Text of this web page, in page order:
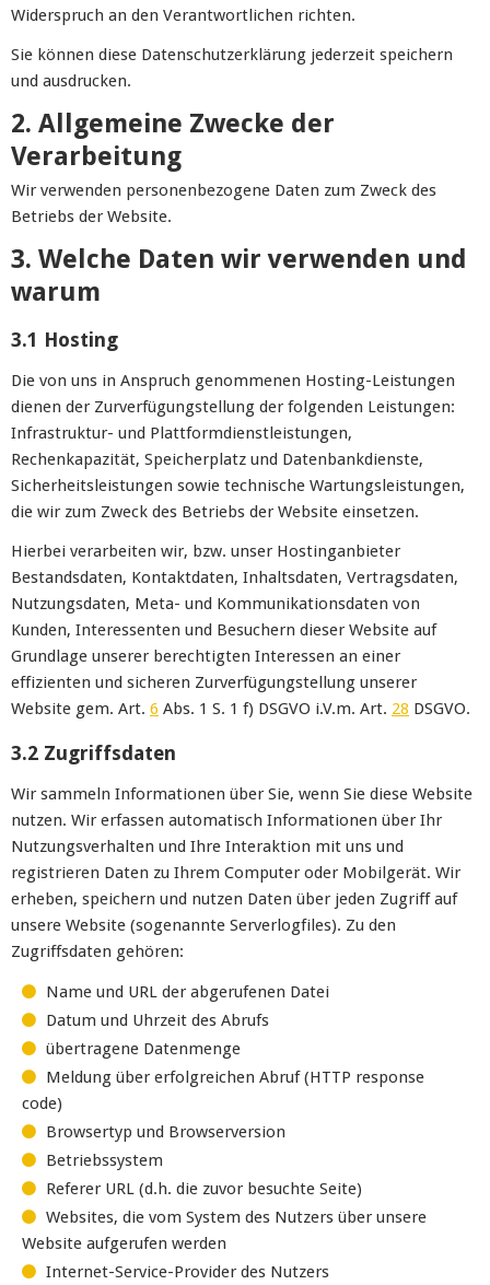
Widerspruch an den Verantwortlichen richten.
Sie können diese Datenschutzerklärung jederzeit speichern
und ausdrucken.
2. Allgemeine Zwecke der
Verarbeitung
Wir verwenden personenbezogene Daten zum Zweck des
Betriebs der Website.
3. Welche Daten wir verwenden und
warum
3.1 Hosting
Die von uns in Anspruch genommenen Hosting-Leistungen
dienen der Zurverfügungstellung der folgenden Leistungen:
Infrastruktur- und Plattformdienstleistungen,
Rechenkapazität, Speicherplatz und Datenbankdienste,
Sicherheitsleistungen sowie technische Wartungsleistungen,
die wir zum Zweck des Betriebs der Website einsetzen.
Hierbei verarbeiten wir, bzw. unser Hostinganbieter
Bestandsdaten, Kontaktdaten, Inhaltsdaten, Vertragsdaten,
Nutzungsdaten, Meta- und Kommunikationsdaten von
Kunden, Interessenten und Besuchern dieser Website auf
Grundlage unserer berechtigten Interessen an einer
effizienten und sicheren Zurverfügungstellung unserer
Website gem. Art. 6 Abs. 1 S. 1 f) DSGVO i.V.m. Art. 28 DSGVO.
3.2 Zugriffsdaten
Wir sammeln Informationen über Sie, wenn Sie diese Website
nutzen. Wir erfassen automatisch Informationen über Ihr
Nutzungsverhalten und Ihre Interaktion mit uns und
registrieren Daten zu Ihrem Computer oder Mobilgerät. Wir
erheben, speichern und nutzen Daten über jeden Zugriff auf
unsere Website (sogenannte Serverlogfiles). Zu den
Zugriffsdaten gehören:
Name und URL der abgerufenen Datei
Datum und Uhrzeit des Abrufs
übertragene Datenmenge
Meldung über erfolgreichen Abruf (HTTP response
code)
Browsertyp und Browserversion
Betriebssystem
Referer URL (d.h. die zuvor besuchte Seite)
Websites, die vom System des Nutzers über unsere
Website aufgerufen werden
Internet-Service-Provider des Nutzers